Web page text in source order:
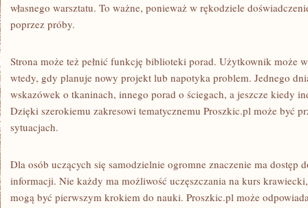
własnego warsztatu. To ważne, ponieważ w rękodziele
poprzez próby.
Strona może też pełnić funkcję biblioteki porad. Użytkownik może
wtedy, gdy planuje nowy projekt lub napotyka problem. Jednego
wskazówek o tkaninach, innego porad o ściegach, a jeszcze kiedy
Dzięki szerokiemu zakresowi tematycznemu Proszkic.pl może być
sytuacjach.
Dla osób uczących się samodzielnie ogromne znaczenie ma dostęp
informacji. Nie każdy ma możliwość uczęszczania na kurs
mogą być pierwszym krokiem do nauki. Proszkic.pl może